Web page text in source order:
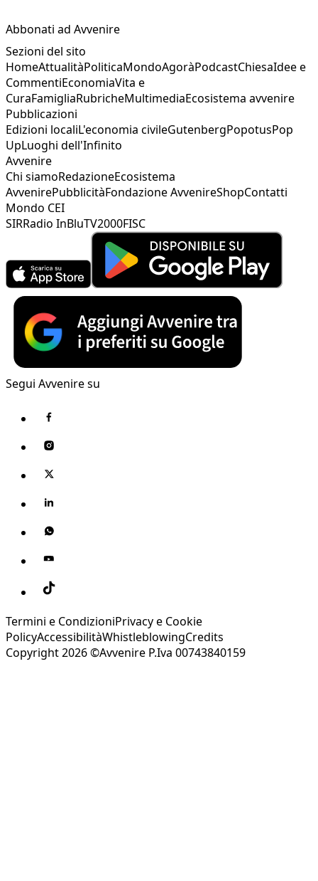
Abbonati ad Avvenire
Sezioni del sito
HomeAttualitàPoliticaMondoAgoràPodcastChiesaIdee e
CommentiEconomiaVita e
CuraFamigliaRubricheMultimediaEcosistema avvenire
Pubblicazioni
Edizioni localiL'economia civileGutenbergPopotusPop
UpLuoghi dell'Infinito
Avvenire
Chi siamoRedazioneEcosistema
AvvenirePubblicitàFondazione AvvenireShopContatti
Mondo CEI
SIRRadio InBluTV2000FISC
Segui Avvenire su
Termini e CondizioniPrivacy e Cookie
PolicyAccessibilitàWhistleblowingCredits
Copyright 2026 ©Avvenire P.Iva 00743840159